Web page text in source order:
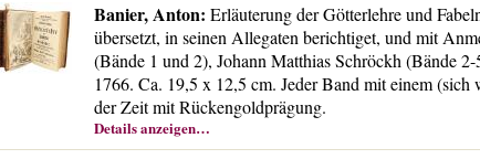
Banier, Anton: Erläuterung der Götterlehre und
übersetzt, in seinen Allegaten berichtiget, und mit
(Bände 1 und 2), Johann Matthias Schröckh (Bände
1766. Ca. 19,5 x 12,5 cm. Jeder Band mit einem
der Zeit mit Rückengoldprägung.
Details anzeigen…